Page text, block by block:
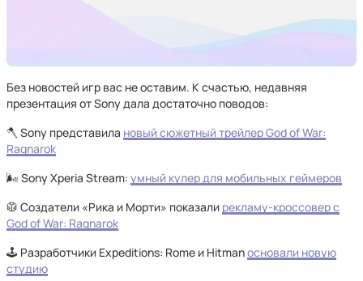
Без новостей игр вас не оставим. К счастью, недавняя
презентация от Sony дала достаточно поводов:
🪓 Sony представила новый сюжетный трейлер God of War:
Ragnarok
🌬️ Sony Xperia Stream: умный кулер для мобильных геймеров
🥼 Создатели «Рика и Морти» показали рекламу-кроссовер с
God of War: Ragnarok
🕹️ Разработчики Expeditions: Rome и Hitmanосновали новую
студию